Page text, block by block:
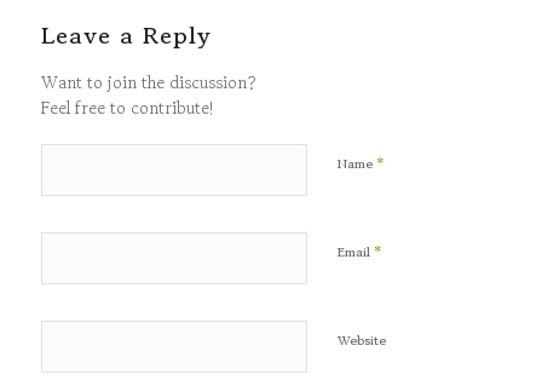
Leave a Reply
Want to join the discussion?
Feel free to contribute!
Name *
Email *
Website